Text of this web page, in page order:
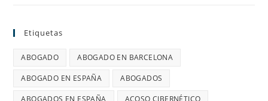
Etiquetas
ABOGADO ABOGADO EN BARCELONA
ABOGADO EN ESPAÑA ABOGADOS
ABOGADOS EN ESPAÑA ACOSO CIBERNÉTICO